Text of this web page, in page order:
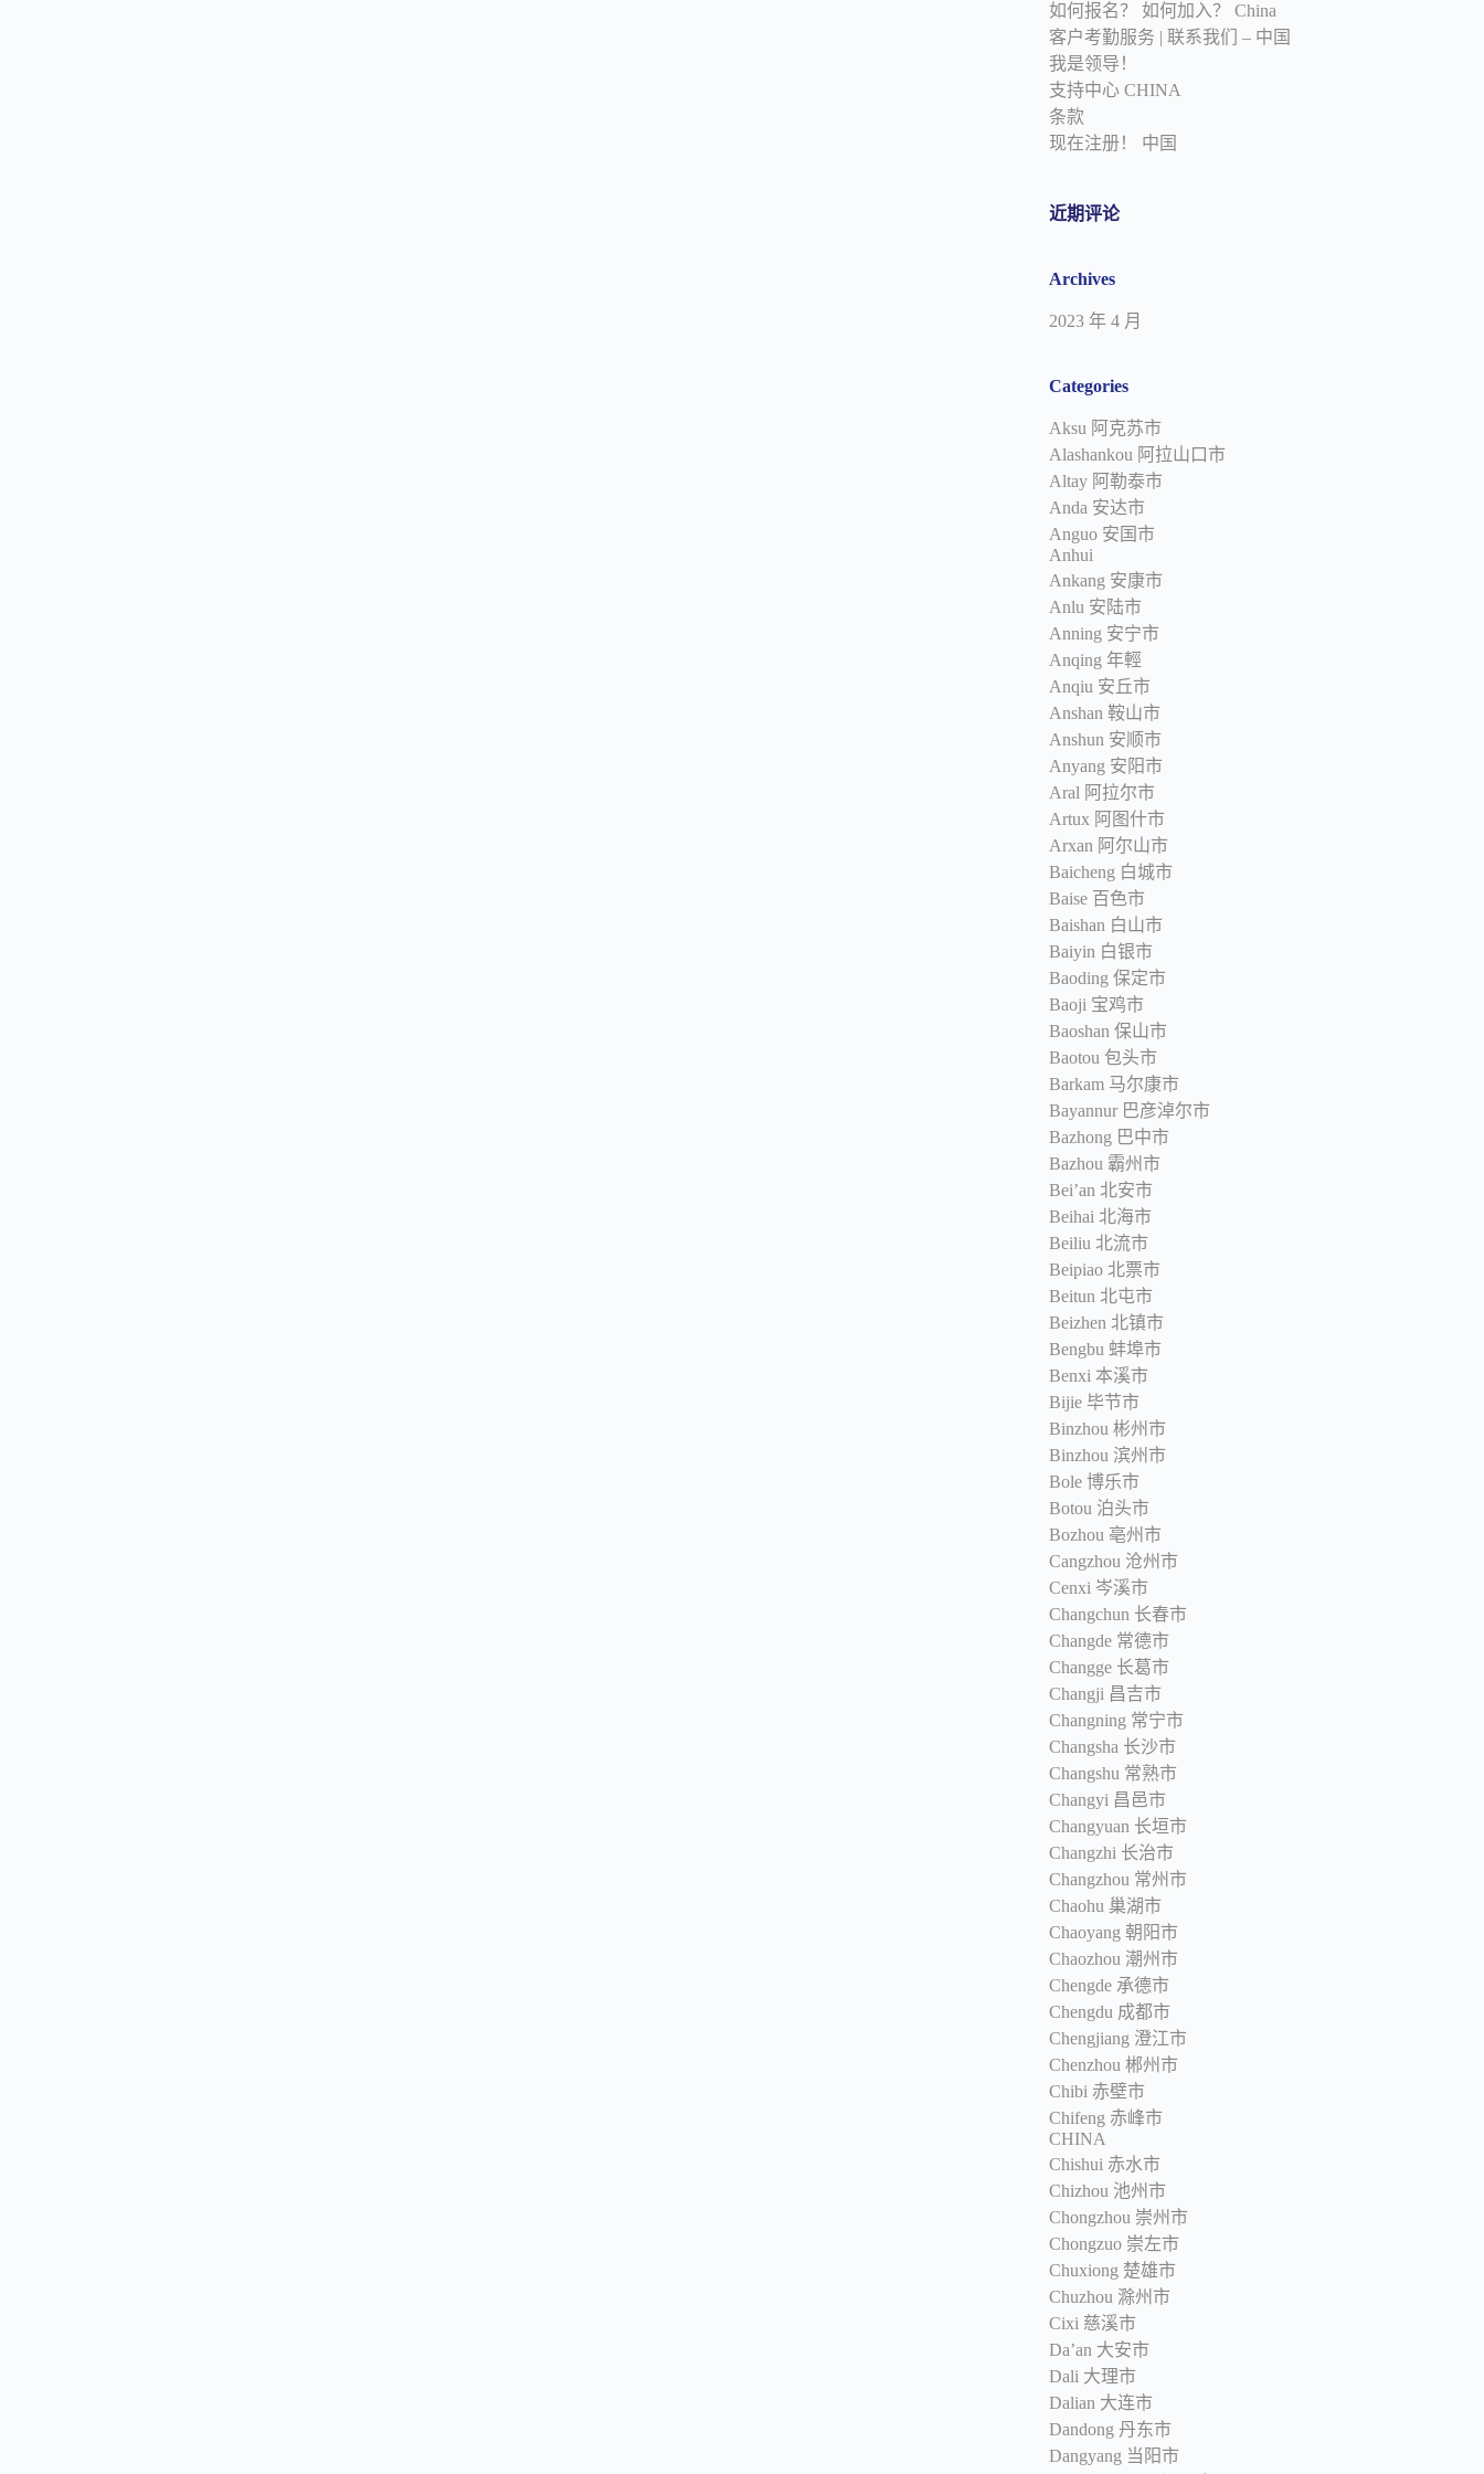
如何报名？ 如何加入？ China
客户考勤服务 | 联系我们 – 中国
我是领导！
支持中心 CHINA
条款
现在注册！ 中国
近期评论
Archives
2023 年 4 月
Categories
Aksu 阿克苏市
Alashankou 阿拉山口市
Altay 阿勒泰市
Anda 安达市
Anguo 安国市
Anhui
Ankang 安康市
Anlu 安陆市
Anning 安宁市
Anqing 年輕
Anqiu 安丘市
Anshan 鞍山市
Anshun 安顺市
Anyang 安阳市
Aral 阿拉尔市
Artux 阿图什市
Arxan 阿尔山市
Baicheng 白城市
Baise 百色市
Baishan 白山市
Baiyin 白银市
Baoding 保定市
Baoji 宝鸡市
Baoshan 保山市
Baotou 包头市
Barkam 马尔康市
Bayannur 巴彦淖尔市
Bazhong 巴中市
Bazhou 霸州市
Bei’an 北安市
Beihai 北海市
Beiliu 北流市
Beipiao 北票市
Beitun 北屯市
Beizhen 北镇市
Bengbu 蚌埠市
Benxi 本溪市
Bijie 毕节市
Binzhou 彬州市
Binzhou 滨州市
Bole 博乐市
Botou 泊头市
Bozhou 亳州市
Cangzhou 沧州市
Cenxi 岑溪市
Changchun 长春市
Changde 常德市
Changge 长葛市
Changji 昌吉市
Changning 常宁市
Changsha 长沙市
Changshu 常熟市
Changyi 昌邑市
Changyuan 长垣市
Changzhi 长治市
Changzhou 常州市
Chaohu 巢湖市
Chaoyang 朝阳市
Chaozhou 潮州市
Chengde 承德市
Chengdu 成都市
Chengjiang 澄江市
Chenzhou 郴州市
Chibi 赤壁市
Chifeng 赤峰市
CHINA
Chishui 赤水市
Chizhou 池州市
Chongzhou 崇州市
Chongzuo 崇左市
Chuxiong 楚雄市
Chuzhou 滁州市
Cixi 慈溪市
Da’an 大安市
Dali 大理市
Dalian 大连市
Dandong 丹东市
Dangyang 当阳市